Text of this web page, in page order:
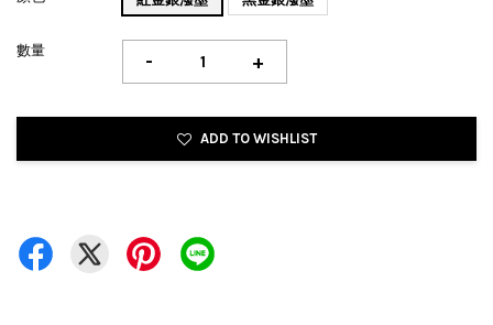
數量 - +
ADD TO WISHLIST